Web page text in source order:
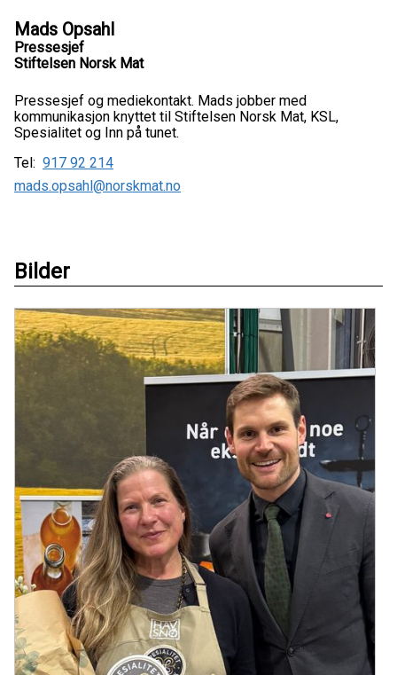
Mads Opsahl
Pressesjef
Stiftelsen Norsk Mat
Pressesjef og mediekontakt. Mads jobber med
kommunikasjon knyttet til Stiftelsen Norsk Mat, KSL,
Spesialitet og Inn på tunet.
Tel: 917 92 214
mads.opsahl@norskmat.no
Bilder